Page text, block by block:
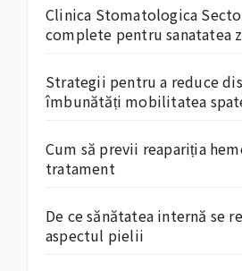
Clinica Stomatologica
complete pentru sanatatea
Strategii pentru a reduce
îmbunătăți mobilitatea
Cum să previi reapariția
tratament
De ce sănătatea internă se
aspectul pielii